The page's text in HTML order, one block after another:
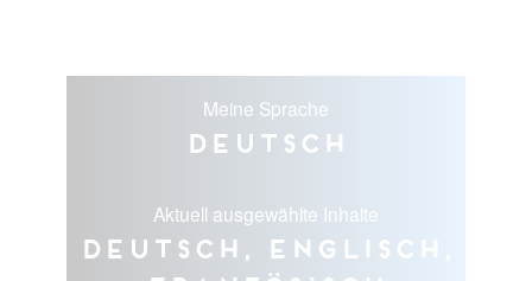
Meine Sprache
Deutsch
Aktuell ausgewählte Inhalte
Deutsch, Englisch,